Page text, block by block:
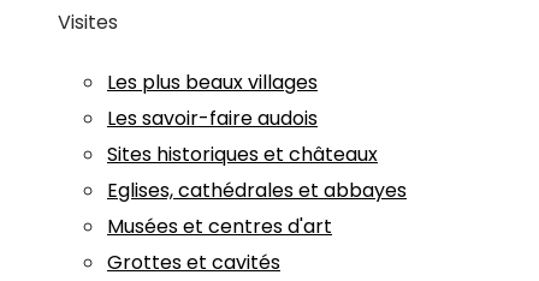
Visites
Les plus beaux villages
Les savoir-faire audois
Sites historiques et châteaux
Eglises, cathédrales et abbayes
Musées et centres d'art
Grottes et cavités